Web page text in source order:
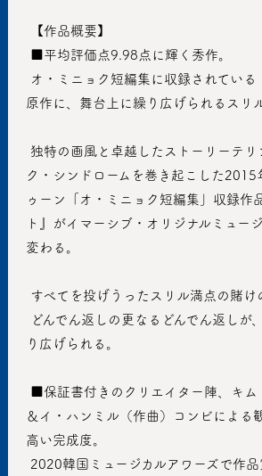
【作品概要】
■平均評価点9.98点に輝く秀作。
原作に、舞台上に繰り広げられるスリ
ク・シンドロームを巻き起こした2015
ゥーン「オ・ミニョク短編集」収録作
ト』がイマーシブ・オリジナルミュー
変わる。
すべてを投げうったスリル満点の賭け
り広げられる。
＆イ・ハンミル（作曲）コンビによる
高い完成度。